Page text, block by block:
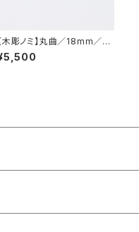
木彫ノミ】丸曲／18mm／21
ｍ